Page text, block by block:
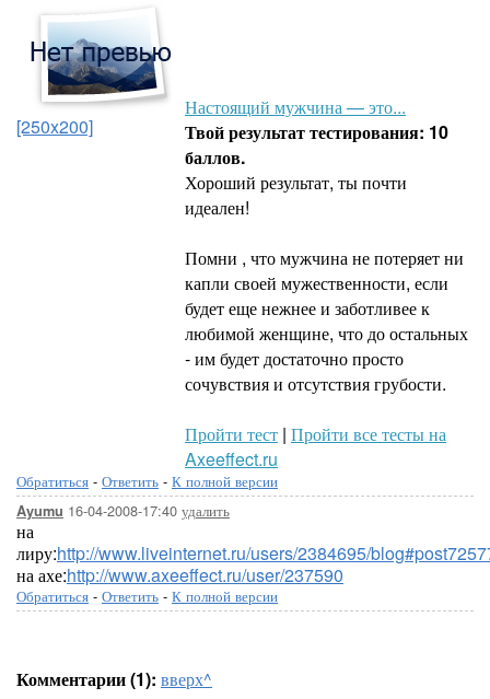
[250x200]
Настоящий мужчина — это...
Твой результат тестирования: 10
баллов.
Хороший результат, ты почти
идеален!
Помни , что мужчина не потеряет ни
капли своей мужественности, если
будет еще нежнее и заботливее к
любимой женщине, что до остальных
- им будет достаточно просто
сочувствия и отсутствия грубости.
Пройти тест | Пройти все тесты на
Axeeffect.ru
Обратиться - Ответить - К полной версии
Ayumu 16-04-2008-17:40 удалить
на
лиру:http://www.liveinternet.ru/users/2384695/
на ахе:http://www.axeeffect.ru/user/237590
Обратиться - Ответить - К полной версии
Комментарии (1): вверх^